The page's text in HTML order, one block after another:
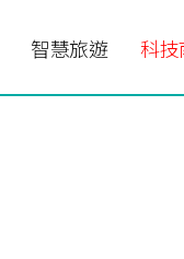
智慧旅遊 科技